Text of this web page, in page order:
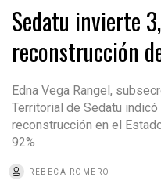
Sedatu invierte
reconstrucción
Edna Vega Rangel,
Territorial de Sedatu
reconstrucción en el
92%
REBECA ROMERO